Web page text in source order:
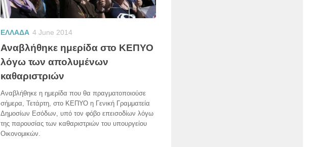
ΕΛΛΑΔΑ 4 June 2014
Αναβλήθηκε ημερίδα στο ΚΕΠΥΟ
λόγω των απολυμένων
καθαριστριών
Αναβλήθηκε η ημερίδα που θα πραγματοποιούσε
σήμερα, Τετάρτη, στο ΚΕΠΥΟ η Γενική Γραμματεία
Δημοσίων Εσόδων, υπό τον φόβο επεισοδίων λόγω
της παρουσίας των καθαριστριών του υπουργείου
Οικονομικών.